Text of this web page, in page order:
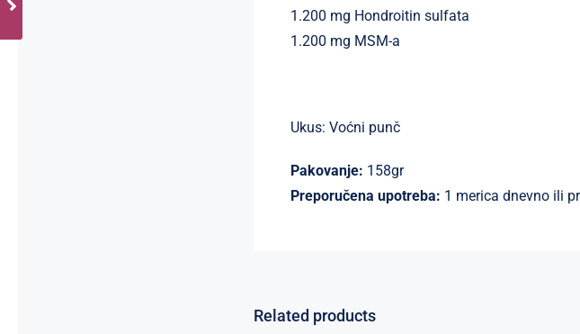
1.200 mg Hondroitin sulfata
1.200 mg MSM-a
Ukus: Voćni punč
Pakovanje: 158gr
Preporučena upotreba: 1 merica dnevno ili
Related products
Cink Bisglicinat